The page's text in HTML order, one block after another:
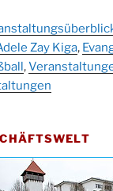
um 14:00 Uhr
im
im Ev.
Andacht um
Zay Kiga,
,